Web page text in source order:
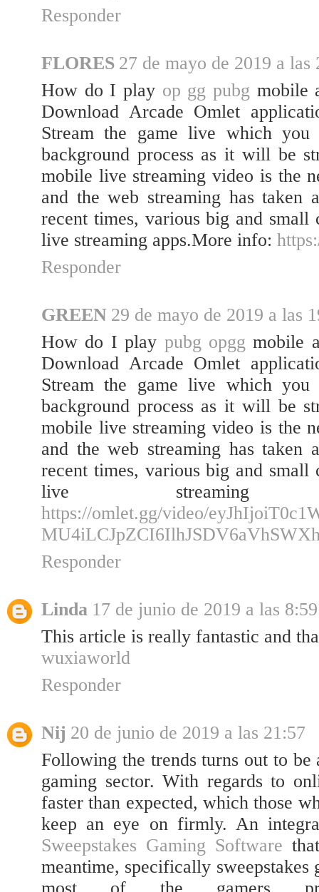
Responder
FLORES 27 de mayo de 2019 a las
How do I play op gg pubg mobile
Download Arcade Omlet
Stream the game live which
background process as it will be
mobile live streaming video is the
and the web streaming has taken
recent times, various big and
live streaming apps.More info:
Responder
GREEN 29 de mayo de 2019 a las
How do I play pubg opgg mobile
Download Arcade Omlet
Stream the game live which
background process as it will be
mobile live streaming video is the
and the web streaming has taken
recent times, various big and
live streaming
https://omlet.gg/video/
Responder
Linda 17 de junio de 2019 a las 8:59
This article is really fantastic and
wuxiaworld
Responder
Nij 20 de junio de 2019 a las 21:57
Following the trends turns out to
gaming sector. With regards to
faster than expected, which those
keep an eye on firmly. An
Sweepstakes Gaming Software
meantime, specifically sweepstakes